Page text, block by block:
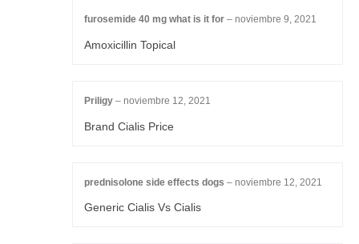
furosemide 40 mg what is it for – noviembre 9, 2021
Amoxicillin Topical
Priligy – noviembre 12, 2021
Brand Cialis Price
prednisolone side effects dogs – noviembre 12, 2021
Generic Cialis Vs Cialis